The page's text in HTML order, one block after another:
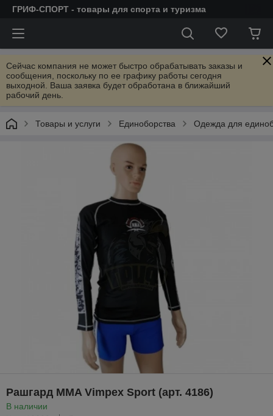
ГРИФ-СПОРТ - товары для спорта и туризма
Сейчас компания не может быстро обрабатывать заказы и
сообщения, поскольку по ее графику работы сегодня
выходной. Ваша заявка будет обработана в ближайший
рабочий день.
Товары и услуги Единоборства Одежда для
Рашгард MMA Vimpex Sport (арт. 4186)
В наличии